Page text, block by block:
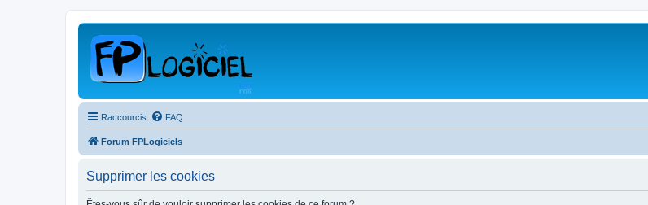
Raccourcis FAQ
Forum FPLogiciels
Supprimer les cookies